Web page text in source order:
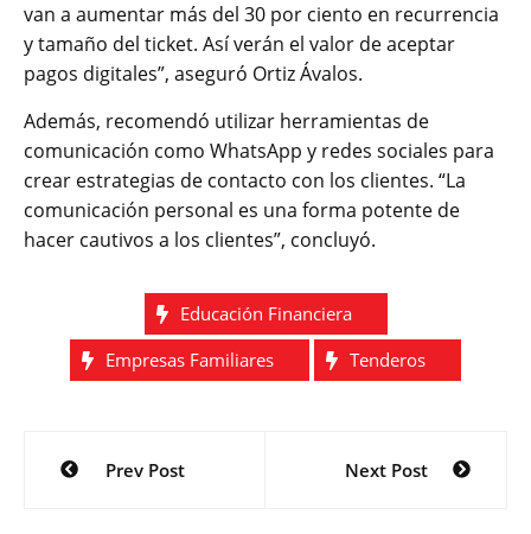
van a aumentar más del 30 por ciento en recurrencia
y tamaño del ticket. Así verán el valor de aceptar
pagos digitales”, aseguró Ortiz Ávalos.
Además, recomendó utilizar herramientas de
comunicación como WhatsApp y redes sociales para
crear estrategias de contacto con los clientes. “La
comunicación personal es una forma potente de
hacer cautivos a los clientes”, concluyó.
Educación Financiera
Empresas Familiares
Tenderos
Navegación
Prev Post Next Post